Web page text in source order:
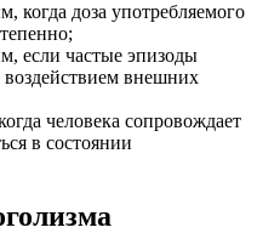
когда доза употребляемого
если частые эпизоды
внешних
человека сопровождает
в состоянии